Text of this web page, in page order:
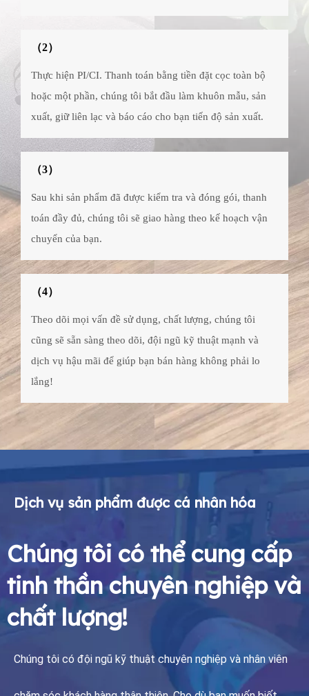
（2）
Thực hiện PI/CI. Thanh toán bằng tiền đặt cọc toàn bộ
hoặc một phần, chúng tôi bắt đầu làm khuôn mẫu, sản
xuất, giữ liên lạc và báo cáo cho bạn tiến độ sản xuất.
（3）
Sau khi sản phẩm đã được kiểm tra và đóng gói, thanh
toán đầy đủ, chúng tôi sẽ giao hàng theo kế hoạch vận
chuyển của bạn.
（4）
Theo dõi mọi vấn đề sử dụng, chất lượng, chúng tôi
cũng sẽ sẵn sàng theo dõi, đội ngũ kỹ thuật mạnh và
dịch vụ hậu mãi để giúp bạn bán hàng không phải lo
lắng!
Dịch vụ sản phẩm được cá nhân hóa
Chúng tôi có thể cung cấp
tinh thần chuyên nghiệp và
chất lượng!
Chúng tôi có đội ngũ kỹ thuật chuyên nghiệp và nhân viên